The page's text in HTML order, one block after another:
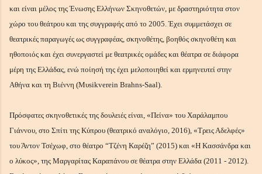
και είναι μέλος της Ένωσης Ελλήνων Σκηνοθετών, με δραστηριότητα στον
χώρο του θεάτρου και της συγγραφής από το 2005. Έχει συμμετάσχει σε
θεατρικές παραγωγές ως συγγραφέας, σκηνοθέτης, βοηθός σκηνοθέτη και
ηθοποιός και έχει συνεργαστεί με θεατρικές ομάδες και θέατρα σε διάφορα
μέρη της Ελλάδας, ενώ ποίησή της έχει μελοποιηθεί και ερμηνευτεί στην
Αθήνα και τη Βιέννη (Μυsikverein Brahns-Saal).
Πρόσφατες σκηνοθετικές της δουλειές είναι, «Πείνα» του Χαράλαμπου
Γιάννου, στο Σπίτι της Κύπρου (θεατρικό αναλόγιο, 2016), «Τρεις Αδελφές»
του Άντον Τσέχωφ, στο θέατρο “Τζένη Καρέζη” (2015) και «Η Κασσάνδρα και
ο λύκος», της Μαργαρίτας Καραπάνου σε θέατρα στην Ελλάδα (2011 - 2012).